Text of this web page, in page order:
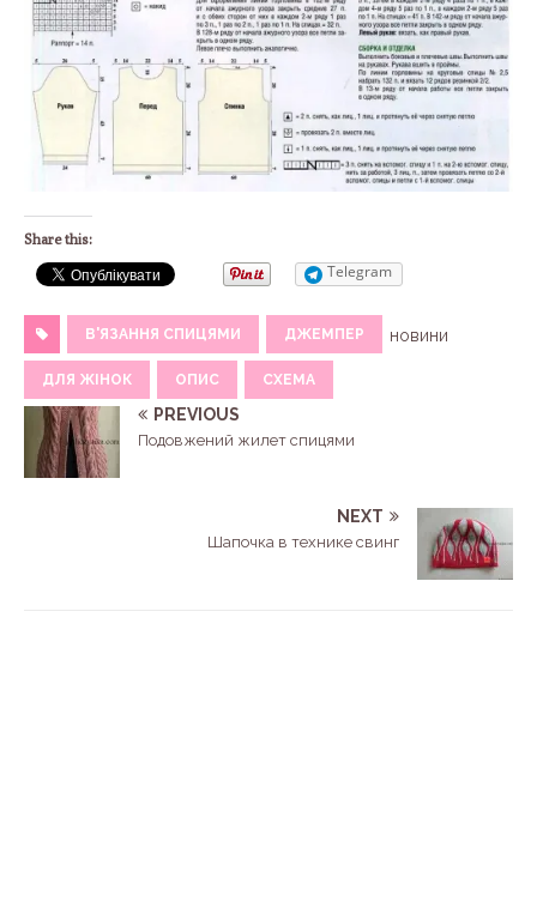
Share this:
Telegram
В'ЯЗАННЯ СПИЦЯМИ ДЖЕМПЕР
ДЛЯ ЖІНОК ОПИС СХЕМА
новини
PREVIOUS
Подовжений жилет спицями
NEXT
Шапочка в технике свинг